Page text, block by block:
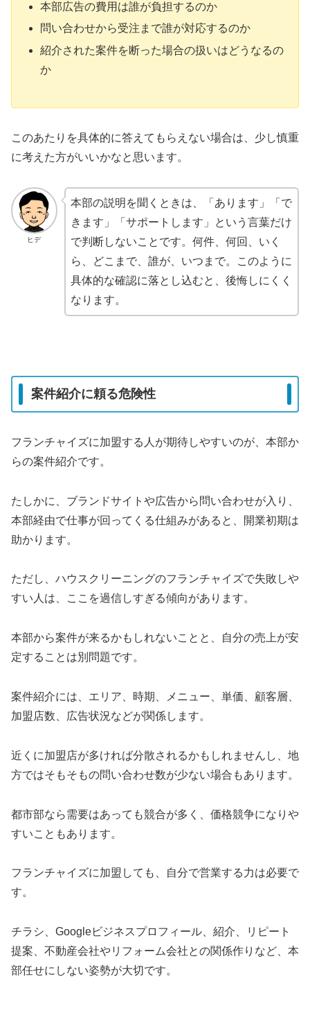
本部広告の費用は誰が負担するのか
問い合わせから受注まで誰が対応するのか
紹介された案件を断った場合の扱いはどうなるの
か
このあたりを具体的に答えてもらえない場合は、少し慎重
に考えた方がいいかなと思います。
ヒデ
本部の説明を聞くときは、「あります」「で
きます」「サポートします」という言葉だけ
で判断しないことです。何件、何回、いく
ら、どこまで、誰が、いつまで。このように
具体的な確認に落とし込むと、後悔しにくく
なります。
案件紹介に頼る危険性
フランチャイズに加盟する人が期待しやすいのが、本部か
らの案件紹介です。
たしかに、ブランドサイトや広告から問い合わせが入り、
本部経由で仕事が回ってくる仕組みがあると、開業初期は
助かります。
ただし、ハウスクリーニングのフランチャイズで失敗しや
すい人は、ここを過信しすぎる傾向があります。
本部から案件が来るかもしれないことと、自分の売上が安
定することは別問題です。
案件紹介には、エリア、時期、メニュー、単価、顧客層、
加盟店数、広告状況などが関係します。
近くに加盟店が多ければ分散されるかもしれませんし、地
方ではそもそもの問い合わせ数が少ない場合もあります。
都市部なら需要はあっても競合が多く、価格競争になりや
すいこともあります。
フランチャイズに加盟しても、自分で営業する力は必要で
す。
チラシ、Googleビジネスプロフィール、紹介、リピート
提案、不動産会社やリフォーム会社との関係作りなど、本
部任せにしない姿勢が大切です。